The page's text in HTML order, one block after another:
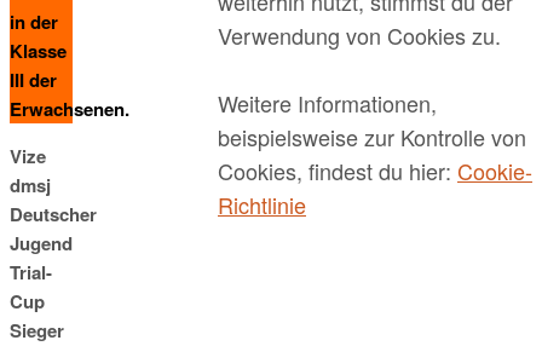
in der
Klasse
III der
Erwachsenen.
Vize
dmsj
Deutscher
Jugend
Trial-
Cup
Sieger
Verwendung von Cookies zu.
Weitere Informationen,
beispielsweise zur Kontrolle von
Cookies, findest du hier: Cookie-
Richtlinie